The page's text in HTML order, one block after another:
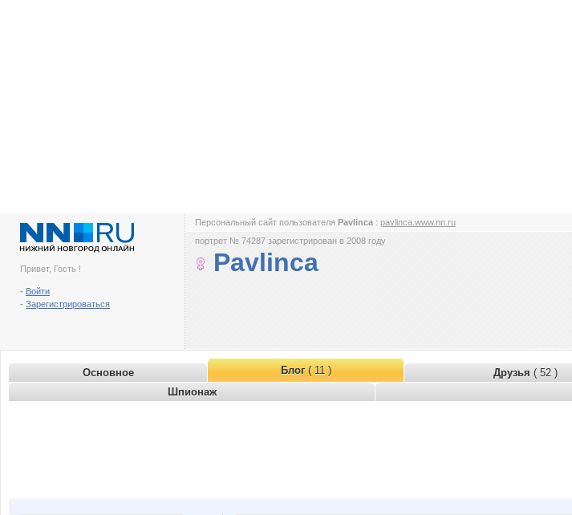
Привет, Гость !
- Войти
- Зарегистрироваться
Персональный сайт пользователя Pavlinca : pavlinca.www.nn.ru
портрет № 74287 зарегистрирован в 2008 году
Pavlinca
Основное Блог( 11 ) Друзья ( 52 )
Шпионаж